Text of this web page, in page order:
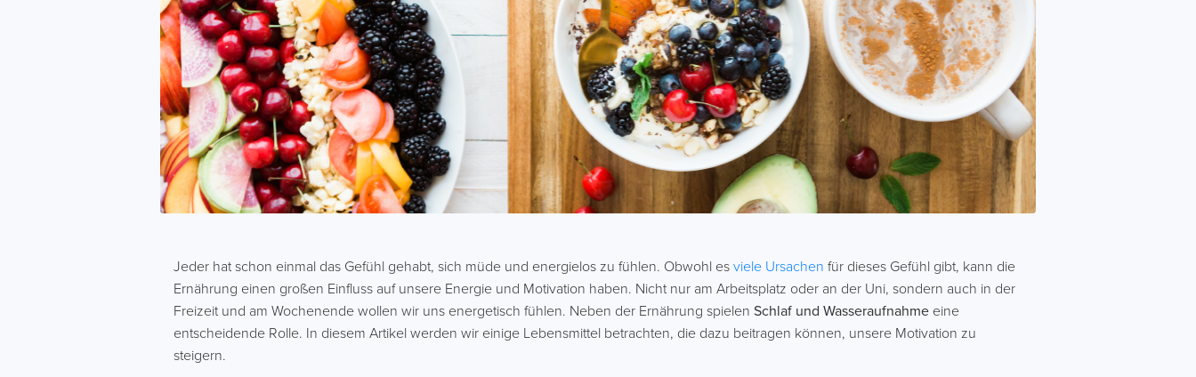
Jeder hat schon einmal das Gefühl gehabt, sich müde und energielos zu fühlen. Obwohl esviele Ursachen für dieses Gefühl gibt, kann die
Ernährung einen großen Einfluss auf unsere Energie und Motivation haben. Nicht nur am Arbeitsplatz oder an der Uni, sondern auch in der
Freizeit und am Wochenende wollen wir uns energetisch fühlen. Neben der Ernährung spielenSchlaf und Wasseraufnahme eine
entscheidende Rolle. In diesem Artikel werden wir einige Lebensmittel betrachten, die dazu beitragen können, unsere Motivation zu
steigern.